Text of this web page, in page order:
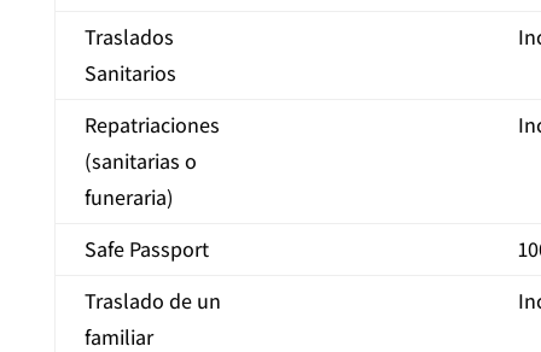
Traslados
Sanitarios
Repatriaciones
(sanitarias o
funeraria)
Safe Passport
Traslado de un
familiar